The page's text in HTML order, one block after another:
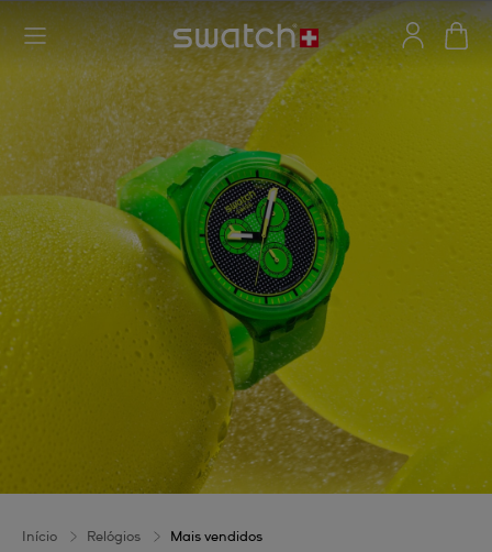
Início Relógios Mais vendidos